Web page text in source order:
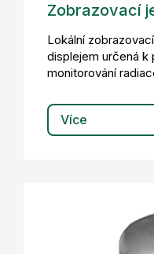
Zobrazovací
Lokální
displejem určená k
monitorování
Více